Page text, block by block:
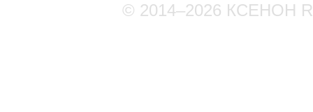
© 2014–2026 КСЕНОН